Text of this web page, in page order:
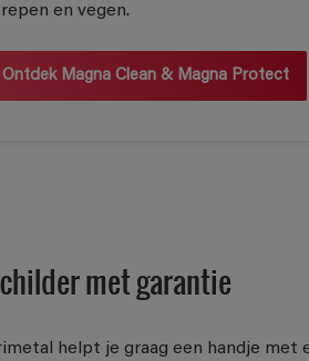
en vegen.
Ontdek Magna Clean & Magna Protect
met garantie
helpt je graag een handje met